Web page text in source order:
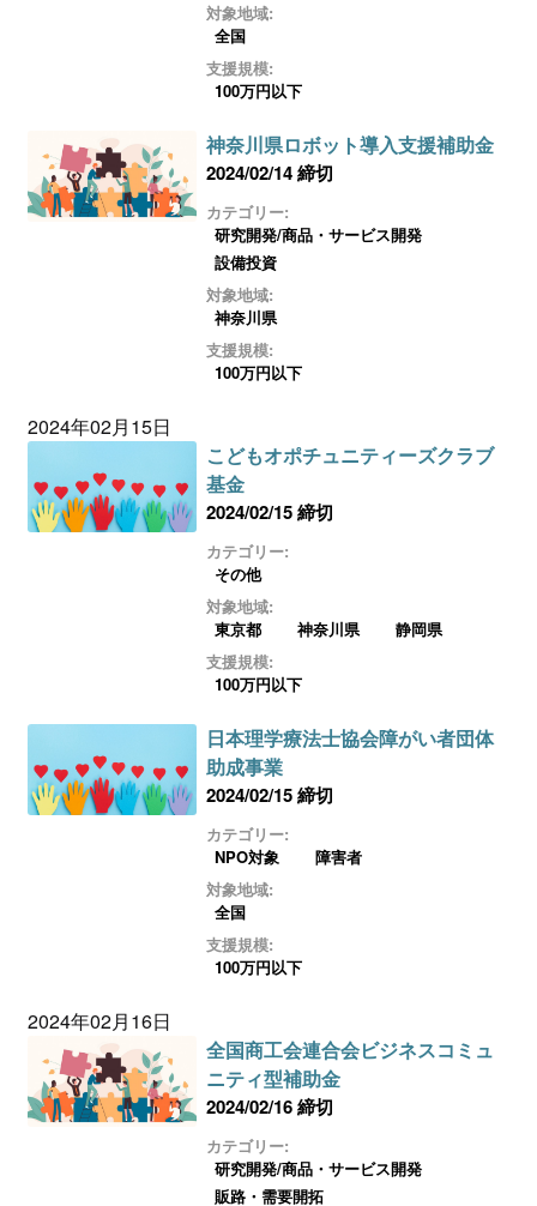
対象地域:
全国
支援規模:
100万円以下
神奈川県ロボット導入支援補助金
2024/02/14 締切
カテゴリー:
研究開発/商品・サービス開発
設備投資
対象地域:
神奈川県
支援規模:
100万円以下
2024年02月15日
こどもオポチュニティーズクラブ
基金
2024/02/15 締切
カテゴリー:
その他
対象地域:
東京都
神奈川県
静岡県
支援規模:
100万円以下
日本理学療法士協会障がい者団体
助成事業
2024/02/15 締切
カテゴリー:
NPO対象
障害者
対象地域:
全国
支援規模:
100万円以下
2024年02月16日
全国商工会連合会ビジネスコミュ
ニティ型補助金
2024/02/16 締切
カテゴリー:
研究開発/商品・サービス開発
販路・需要開拓